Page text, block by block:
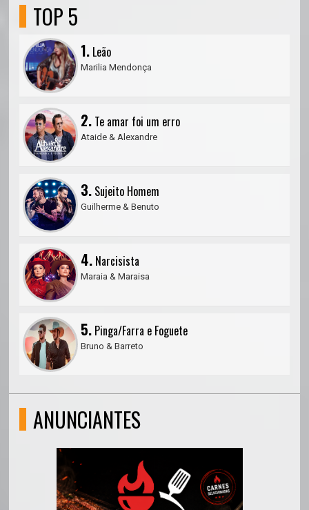
TOP 5
1. Leão
Marilia Mendonça
2. Te amar foi um erro
Ataide & Alexandre
3. Sujeito Homem
Guilherme & Benuto
4. Narcisista
Maraia & Maraisa
5. Pinga/Farra e Foguete
Bruno & Barreto
ANUNCIANTES